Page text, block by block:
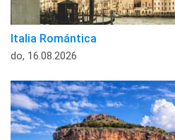
Italia Romántica
do, 16.08.2026